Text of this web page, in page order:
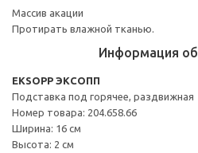
Массив акации
Протирать влажной тканью.
Информация об
EKSOPP ЭКСОПП
Подставка под горячее, раздвижная
Номер товара: 204.658.66
Ширина: 16 см
Высота: 2 см